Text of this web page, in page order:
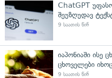
ChatGPT
შეუზღუდავ
9 საათის წინ
იაპონიაში ისე
ცხოველები
9 საათის წინ